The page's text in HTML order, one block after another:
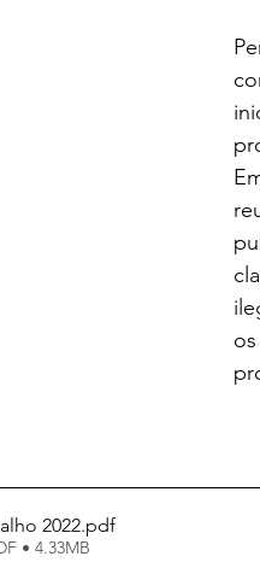
2022.pdf
• 4.33MB